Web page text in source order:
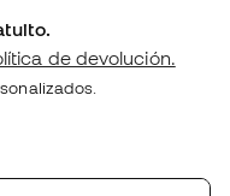
de devolución.